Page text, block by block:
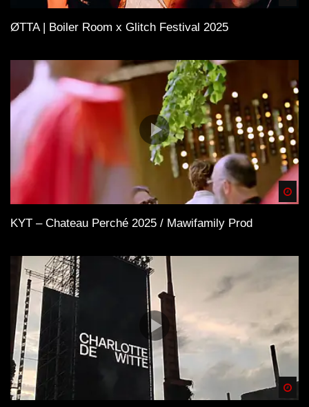
ØTTA | Boiler Room x Glitch Festival 2025
KYT – Chateau Perché 2025 / Mawifamily Prod